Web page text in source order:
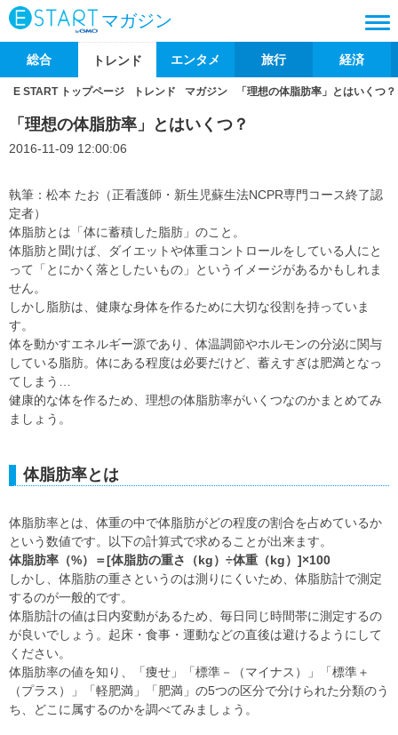
マガジン
総合 トレンド エンタメ 旅行 経済
E START トップページ トレンド マガジン 「理想の体脂肪率」とはいくつ？
「理想の体脂肪率」とはいくつ？
2016-11-09 12:00:06
執筆：松本 たお（正看護師・新生児蘇生法NCPR専門コース終了認
定者）
体脂肪とは「体に蓄積した脂肪」のこと。
体脂肪と聞けば、ダイエットや体重コントロールをしている人にと
って「とにかく落としたいもの」というイメージがあるかもしれま
せん。
しかし脂肪は、健康な身体を作るために大切な役割を持っていま
す。
体を動かすエネルギー源であり、体温調節やホルモンの分泌に関与
している脂肪。体にある程度は必要だけど、蓄えすぎは肥満となっ
てしまう…
健康的な体を作るため、理想の体脂肪率がいくつなのかまとめてみ
ましょう。
体脂肪率とは
体脂肪率とは、体重の中で体脂肪がどの程度の割合を占めているか
という数値です。以下の計算式で求めることが出来ます。
体脂肪率（%）＝[体脂肪の重さ（kg）÷体重（kg）]×100
しかし、体脂肪の重さというのは測りにくいため、体脂肪計で測定
するのが一般的です。
体脂肪計の値は日内変動があるため、毎日同じ時間帯に測定するの
が良いでしょう。起床・食事・運動などの直後は避けるようにして
ください。
体脂肪率の値を知り、「痩せ」「標準－（マイナス）」「標準＋
（プラス）」「軽肥満」「肥満」の5つの区分で分けられた分類のう
ち、どこに属するのかを調べてみましょう。